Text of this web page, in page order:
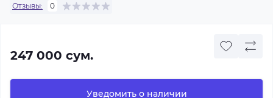
Отзывы: 0
247 000 сум.
Уведомить о наличии